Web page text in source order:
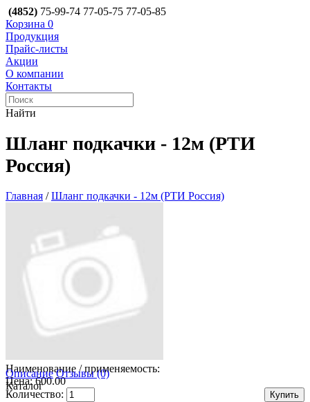
(4852) 75-99-74 77-05-75 77-05-85
Корзина 0
Продукция
Прайс-листы
Акции
О компании
Контакты
Найти
Шланг подкачки - 12м (РТИ
Россия)
Главная /Шланг подкачки - 12м (РТИ Россия)
Наименование / применяемость:
Цена: 600.00
Количество:
Описание Отзывы (0)
Каталог